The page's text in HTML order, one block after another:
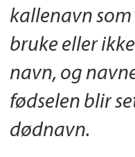
kallenavn
bruke eller
navn, og
fødselen blir
dødnavn.